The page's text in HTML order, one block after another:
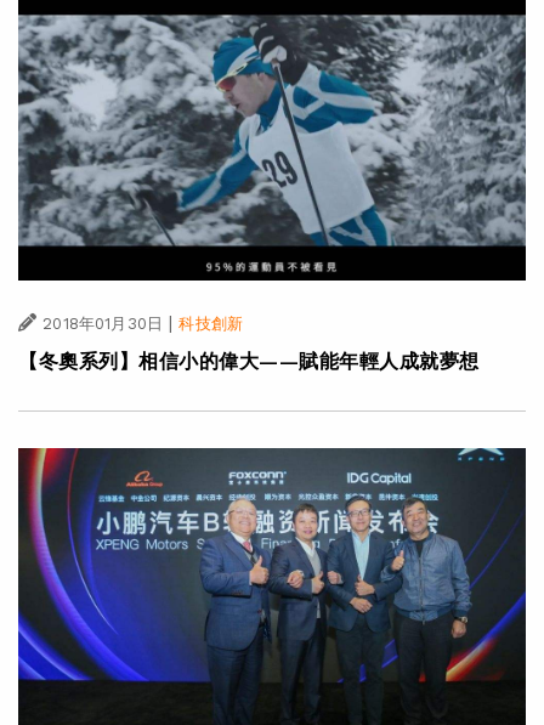
2018年01月30日 | 科技創新
【冬奧系列】相信小的偉大——賦能年輕人成就夢想